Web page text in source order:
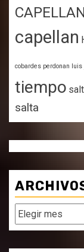
capellan
cobardes perdonan luis
tiempo
salta
Archivos